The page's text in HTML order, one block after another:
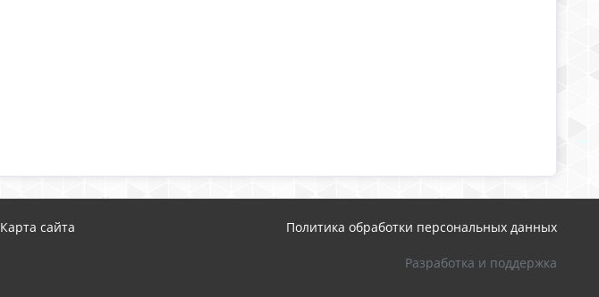
Карта сайта Политика обработки персональных данных
Разработка и поддержка